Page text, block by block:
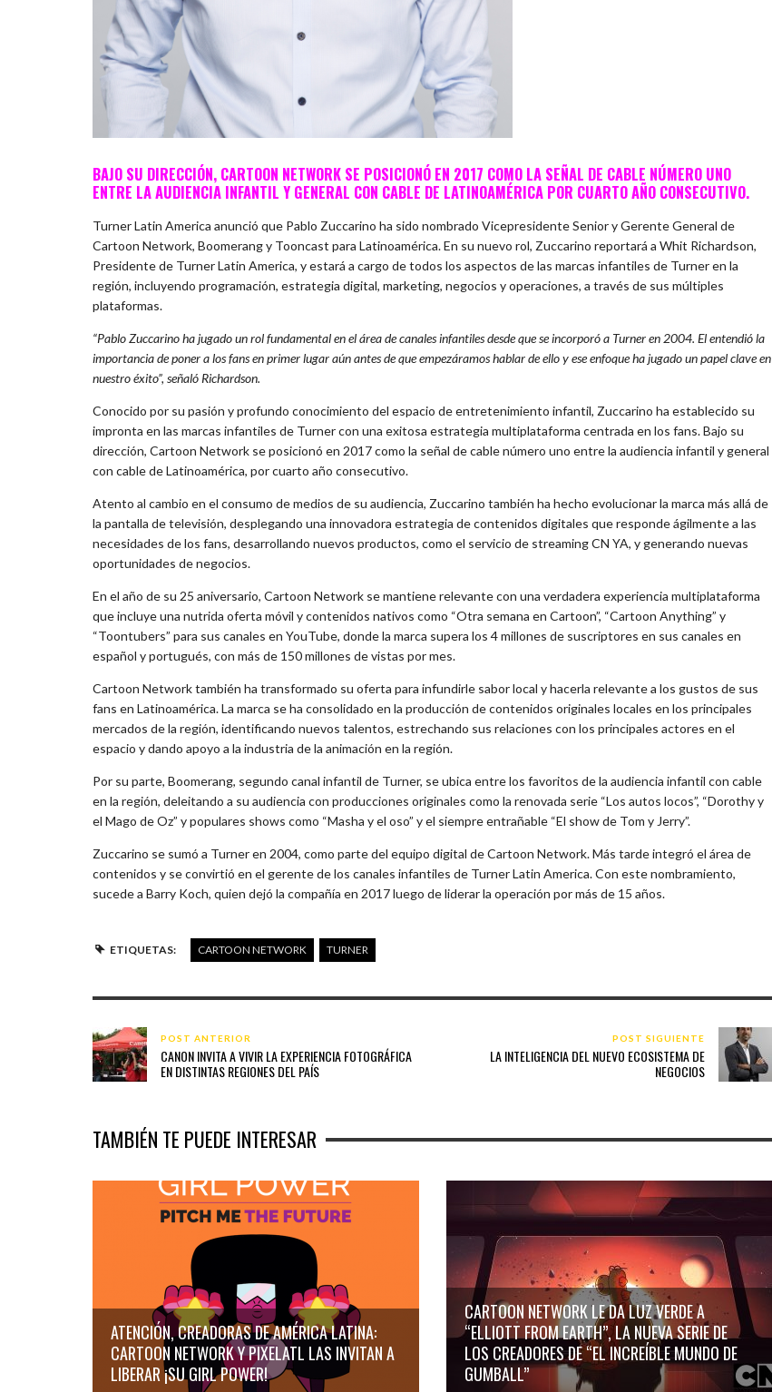
BAJO SU DIRECCIÓN, CARTOON NETWORK SE POSICIONÓ EN 2017 COMO LA SEÑAL DE CABLE NÚMERO UNO
ENTRE LA AUDIENCIA INFANTIL Y GENERAL CON CABLE DE LATINOAMÉRICA POR CUARTO AÑO CONSECUTIVO.
Turner Latin America anunció que Pablo Zuccarino ha sido nombrado Vicepresidente Senior y Gerente General de
Cartoon Network, Boomerang y Tooncast para Latinoamérica. En su nuevo rol, Zuccarino reportará a Whit Richardson,
Presidente de Turner Latin America, y estará a cargo de todos los aspectos de las marcas infantiles de Turner en la
región, incluyendo programación, estrategia digital, marketing, negocios y operaciones, a través de sus múltiples
plataformas.
“Pablo Zuccarino ha jugado un rol fundamental en el área de canales infantiles desde que se incorporó a Turner en 2004. El entendió la
importancia de poner a los fans en primer lugar aún antes de que empezáramos hablar de ello y ese enfoque ha jugado un papel clave en
nuestro éxito”, señaló Richardson.
Conocido por su pasión y profundo conocimiento del espacio de entretenimiento infantil, Zuccarino ha establecido su
impronta en las marcas infantiles de Turner con una exitosa estrategia multiplataforma centrada en los fans. Bajo su
dirección, Cartoon Network se posicionó en 2017 como la señal de cable número uno entre la audiencia infantil y general
con cable de Latinoamérica, por cuarto año consecutivo.
Atento al cambio en el consumo de medios de su audiencia, Zuccarino también ha hecho evolucionar la marca más allá de
la pantalla de televisión, desplegando una innovadora estrategia de contenidos digitales queresponde ágilmente a las
necesidades de los fans, desarrollando nuevos productos, como el servicio de streaming CN YA, y generando nuevas
oportunidades de negocios.
En el año de su 25 aniversario, Cartoon Network se mantiene relevante con una verdadera experiencia multiplataforma
que incluye una nutrida oferta móvil y contenidos nativos como “Otra semana en Cartoon”, “Cartoon Anything” y
“Toontubers” para sus canales en YouTube, donde la marca supera los 4 millones de suscriptores en sus canales en
español y portugués, con más de 150 millones de vistas por mes.
Cartoon Network también ha transformado su oferta para infundirle sabor local y hacerla relevante a los gustos de sus
fans en Latinoamérica. La marca se ha consolidado en la producción de contenidos originales locales en los principales
mercados de la región, identificando nuevos talentos, estrechando sus relaciones con los principales actores en el
espacio y dando apoyo a la industria de la animación en la región.
Por su parte, Boomerang, segundo canal infantil de Turner, se ubica entre los favoritos de la audiencia infantil con cable
en la región, deleitando a su audiencia con producciones originales como la renovada serie “Los autos locos”, “Dorothy y
el Mago de Oz” y populares shows como “Masha y el oso” y el siempre entrañable “El show de Tom y Jerry”.
Zuccarino se sumó a Turner en 2004, como parte del equipo digital de Cartoon Network. Más tarde integró el área de
contenidos y se convirtió en el gerente de los canales infantiles de Turner Latin America.Con este nombramiento,
sucede a Barry Koch, quien dejó la compañía en 2017 luego de liderar la operación por más de 15 años.
ETIQUETAS: CARTOON NETWORK TURNER
POST ANTERIOR
CANON INVITA A VIVIR LA EXPERIENCIA FOTOGRÁFICA
EN DISTINTAS REGIONES DEL PAÍS
POST SIGUIENTE
LA INTELIGENCIA DEL NUEVO ECOSISTEMA DE
NEGOCIOS
TAMBIÉN TE PUEDE INTERESAR
ATENCIÓN, CREADORAS DE AMÉRICA LATINA:
CARTOON NETWORK Y PIXELATL LAS INVITAN A
LIBERAR ¡SU GIRL POWER!
CARTOON NETWORK LE DA LUZ VERDE A
“ELLIOTT FROM EARTH”, LA NUEVA SERIE DE
LOS CREADORES DE “EL INCREÍBLE MUNDO DE
GUMBALL”